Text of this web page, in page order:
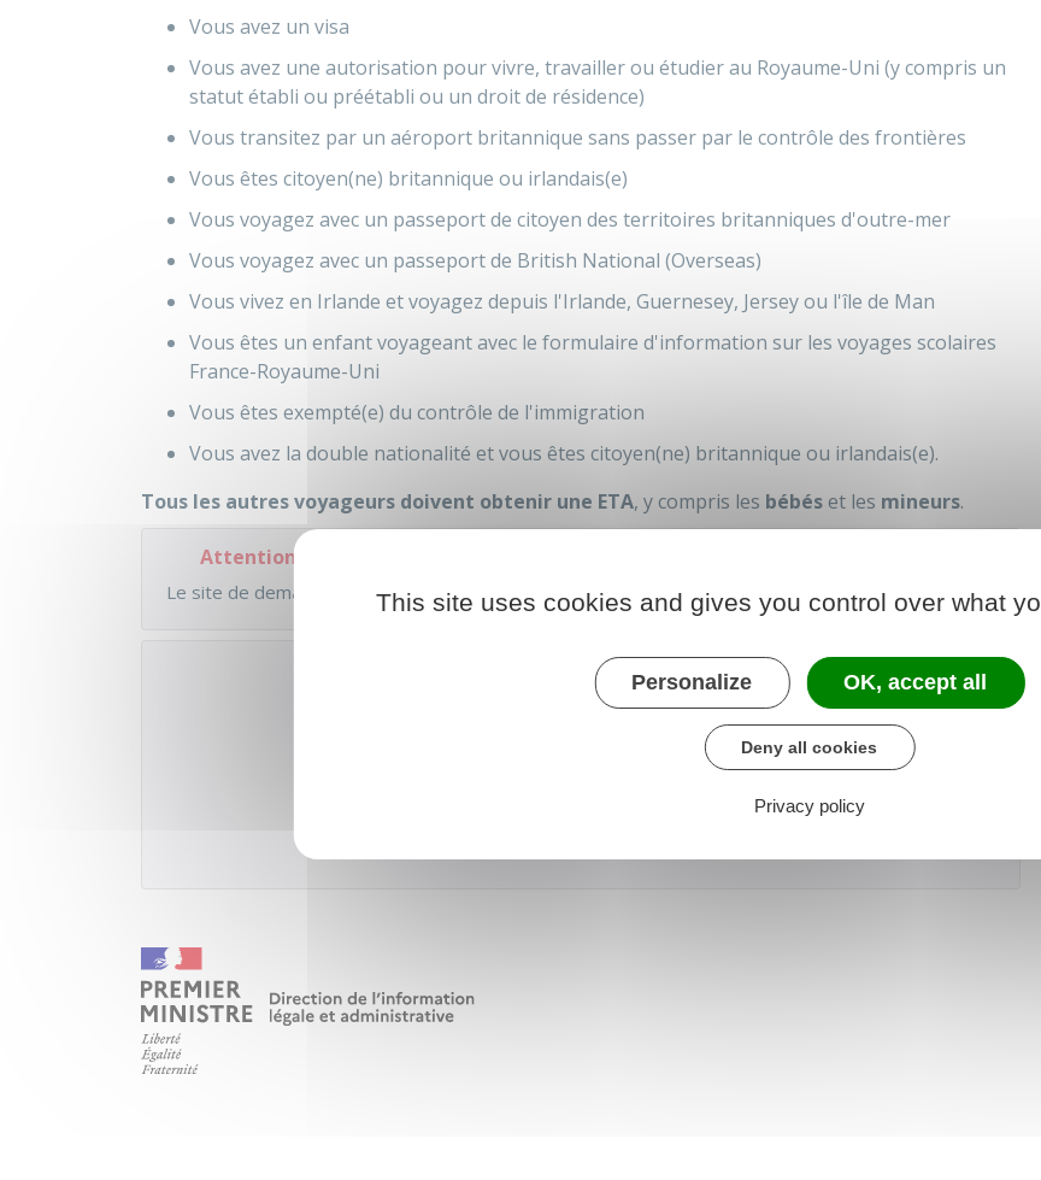
Vous avez un visa
Vous avez une autorisation pour vivre, travailler ou étudier au Royaume-Uni (y compris un
statut établi ou préétabli ou un droit de résidence)
Vous transitez par un aéroport britannique sans passer par le contrôle des frontières
Vous êtes citoyen(ne) britannique ou irlandais(e)
Vous voyagez avec un passeport de citoyen des territoires britanniques d'outre-mer
Vous voyagez avec un passeport de British National (Overseas)
Vous vivez en Irlande et voyagez depuis l'Irlande, Guernesey, Jersey ou l'île de Man
Vous êtes un enfant voyageant avec le formulaire d'information sur les voyages scolaires
France-Royaume-Uni
Vous êtes exempté(e) du contrôle de l'immigration
Vous avez la double nationalité et vous êtes citoyen(ne) britannique ou irlandais(e).
Tous les autres voyageurs doivent obtenir une ETA, y compris les bébéset les mineurs.
Attention
Le site de demande d'ETA est entièrement en anglais.
Accéder au téléservice
This site uses cookies and gives you control over what
Personalize OK, accept all
Deny all cookies
Privacy policy